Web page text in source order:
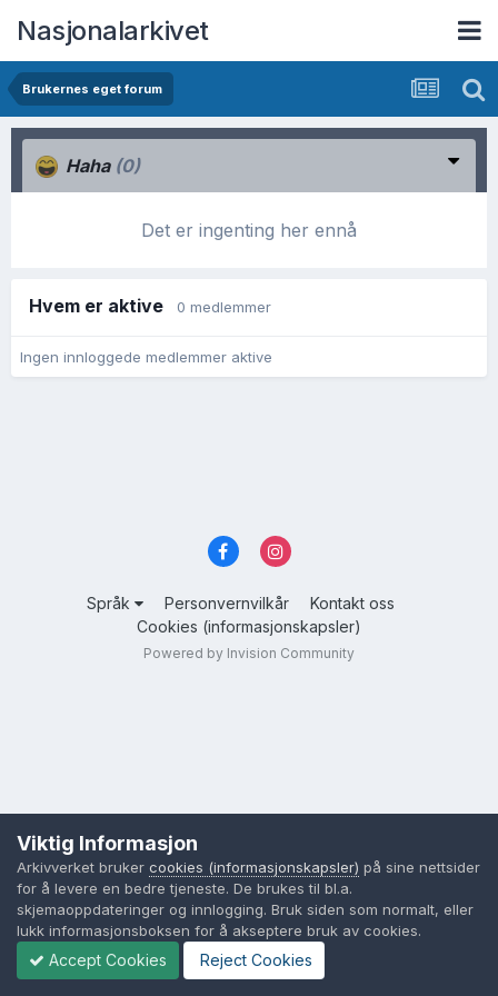
Nasjonalarkivet
Brukernes eget forum
Haha (0)
Det er ingenting her ennå
Hvem er aktive 0 medlemmer
Ingen innloggede medlemmer aktive
Språk Personvernvilkår
Kontakt oss
Cookies (informasjonskapsler)
Powered by Invision Community
Viktig Informasjon
Arkivverket bruker cookies (informasjonskapsler) på sine nettsider
for å levere en bedre tjeneste. De brukes til bl.a.
skjemaoppdateringer og innlogging. Bruk siden som normalt, eller
lukk informasjonsboksen for å akseptere bruk av cookies.
Accept Cookies Reject Cookies